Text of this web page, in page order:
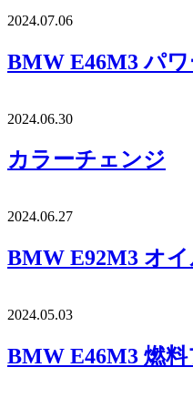
2024.07.06
BMW E46M3 パ
2024.06.30
カラーチェンジ
2024.06.27
BMW E92M3 オ
2024.05.03
BMW E46M3 燃